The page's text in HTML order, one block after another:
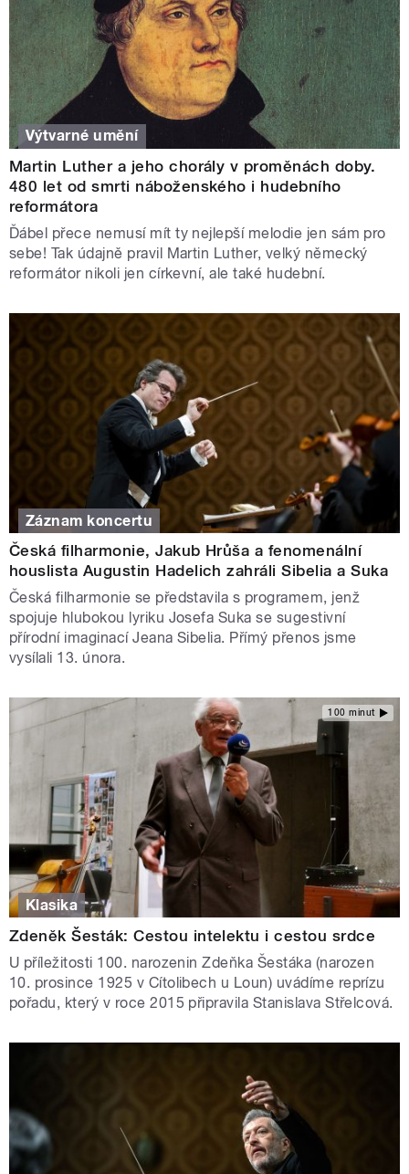
Výtvarné umění
Martin Luther a jeho chorály v proměnách doby.
480 let od smrti náboženského i hudebního
reformátora
Ďábel přece nemusí mít ty nejlepší melodie jen sám pro
sebe! Tak údajně pravil Martin Luther, velký německý
reformátor nikoli jen církevní, ale také hudební.
Záznam koncertu
Česká filharmonie, Jakub Hrůša a fenomenální
houslista Augustin Hadelich zahráli Sibelia a Suka
Česká filharmonie se představila s programem, jenž
spojuje hlubokou lyriku Josefa Suka se sugestivní
přírodní imaginací Jeana Sibelia. Přímý přenos jsme
vysílali 13. února.
100 minut
Klasika
Zdeněk Šesták: Cestou intelektu i cestou srdce
U příležitosti 100. narozenin Zdeňka Šestáka (narozen
10. prosince 1925 v Cítolibech u Loun) uvádíme reprízu
pořadu, který v roce 2015 připravila Stanislava Střelcová.